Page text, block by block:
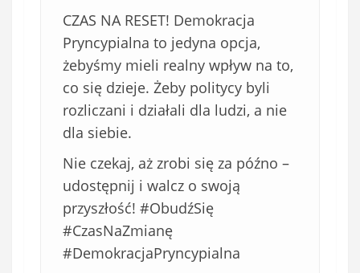
CZAS NA RESET! Demokracja
Pryncypialna to jedyna opcja,
żebyśmy mieli realny wpływ na to,
co się dzieje. Żeby politycy byli
rozliczani i działali dla ludzi, a nie
dla siebie.
Nie czekaj, aż zrobi się za późno –
udostępnij i walcz o swoją
przyszłość! #ObudźSię
#CzasNaZmianę
#DemokracjaPryncypialna